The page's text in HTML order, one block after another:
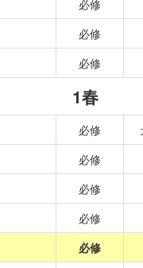
必修
必修
必修
1春
必修
必修
必修
必修
必修